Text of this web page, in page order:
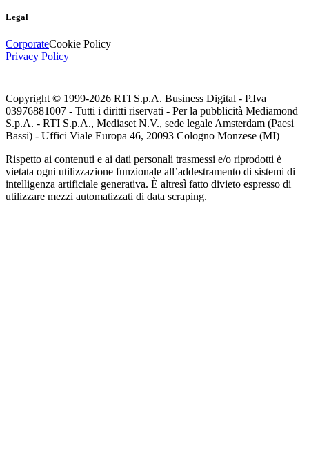
Legal
CorporateCookie Policy
Privacy Policy
Copyright © 1999-2026 RTI S.p.A. Business Digital - P.Iva
03976881007 - Tutti i diritti riservati - Per la pubblicità Mediamond
S.p.A. - RTI S.p.A., Mediaset N.V., sede legale Amsterdam (Paesi
Bassi) - Uffici Viale Europa 46, 20093 Cologno Monzese (MI)
Rispetto ai contenuti e ai dati personali trasmessi e/o riprodotti è
vietata ogni utilizzazione funzionale all’addestramento di sistemi di
intelligenza artificiale generativa. È altresì fatto divieto espresso di
utilizzare mezzi automatizzati di data scraping.